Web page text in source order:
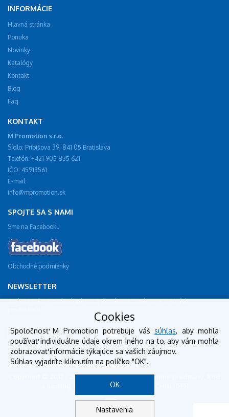
INFORMÁCIE
Hlavná stránka
Ponuka
Novinky
Katalógy
Kontakt
Blog
Faq
KONTAKT
M Promotion s.r.o.
Sídlo: Pribišova 39, 841 05 Bratislava
Telefón: +421 905 835 621
IČO: 45913561
E-mail:
info@mpromotion.sk
SPOJTE SA S NAMI
Sme na Facebooku
Obchodné podmienky
NEWSLETTER
Zadajte vašu e-mailovú adresu a dostávajte oznámenie o nových
Copyright © 2012 - 2018 mpromotion.sk - reklamné predmety, Kód
a hosting: BestSite, Design: StudioSCHNEIDER
Cookies
Spoločnosť M Promotion potrebuje vášsúhlas, aby mohla
používať individuálne údaje okrem iného na to, aby vám mohla
zobrazovať informácie týkajúce sa vašich záujmov.
Súhlas vyjadríte kliknutím na políčko "OK".
Nastavenia
OK